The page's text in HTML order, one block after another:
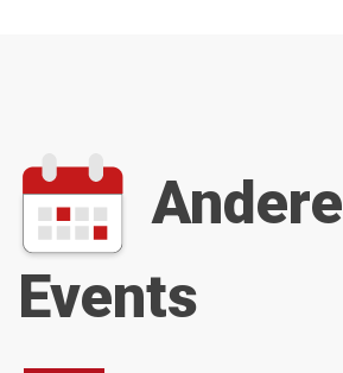
Andere
Events